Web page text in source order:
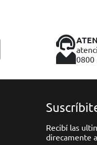
0800
Recibí las
direcamente